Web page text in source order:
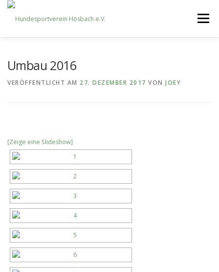
Zum
springen
Menü
Umbau 2016
VERÖFFENTLICHT AM 27. DEZEMBER 2017 VON JOEY
[Zeige eine Slideshow]